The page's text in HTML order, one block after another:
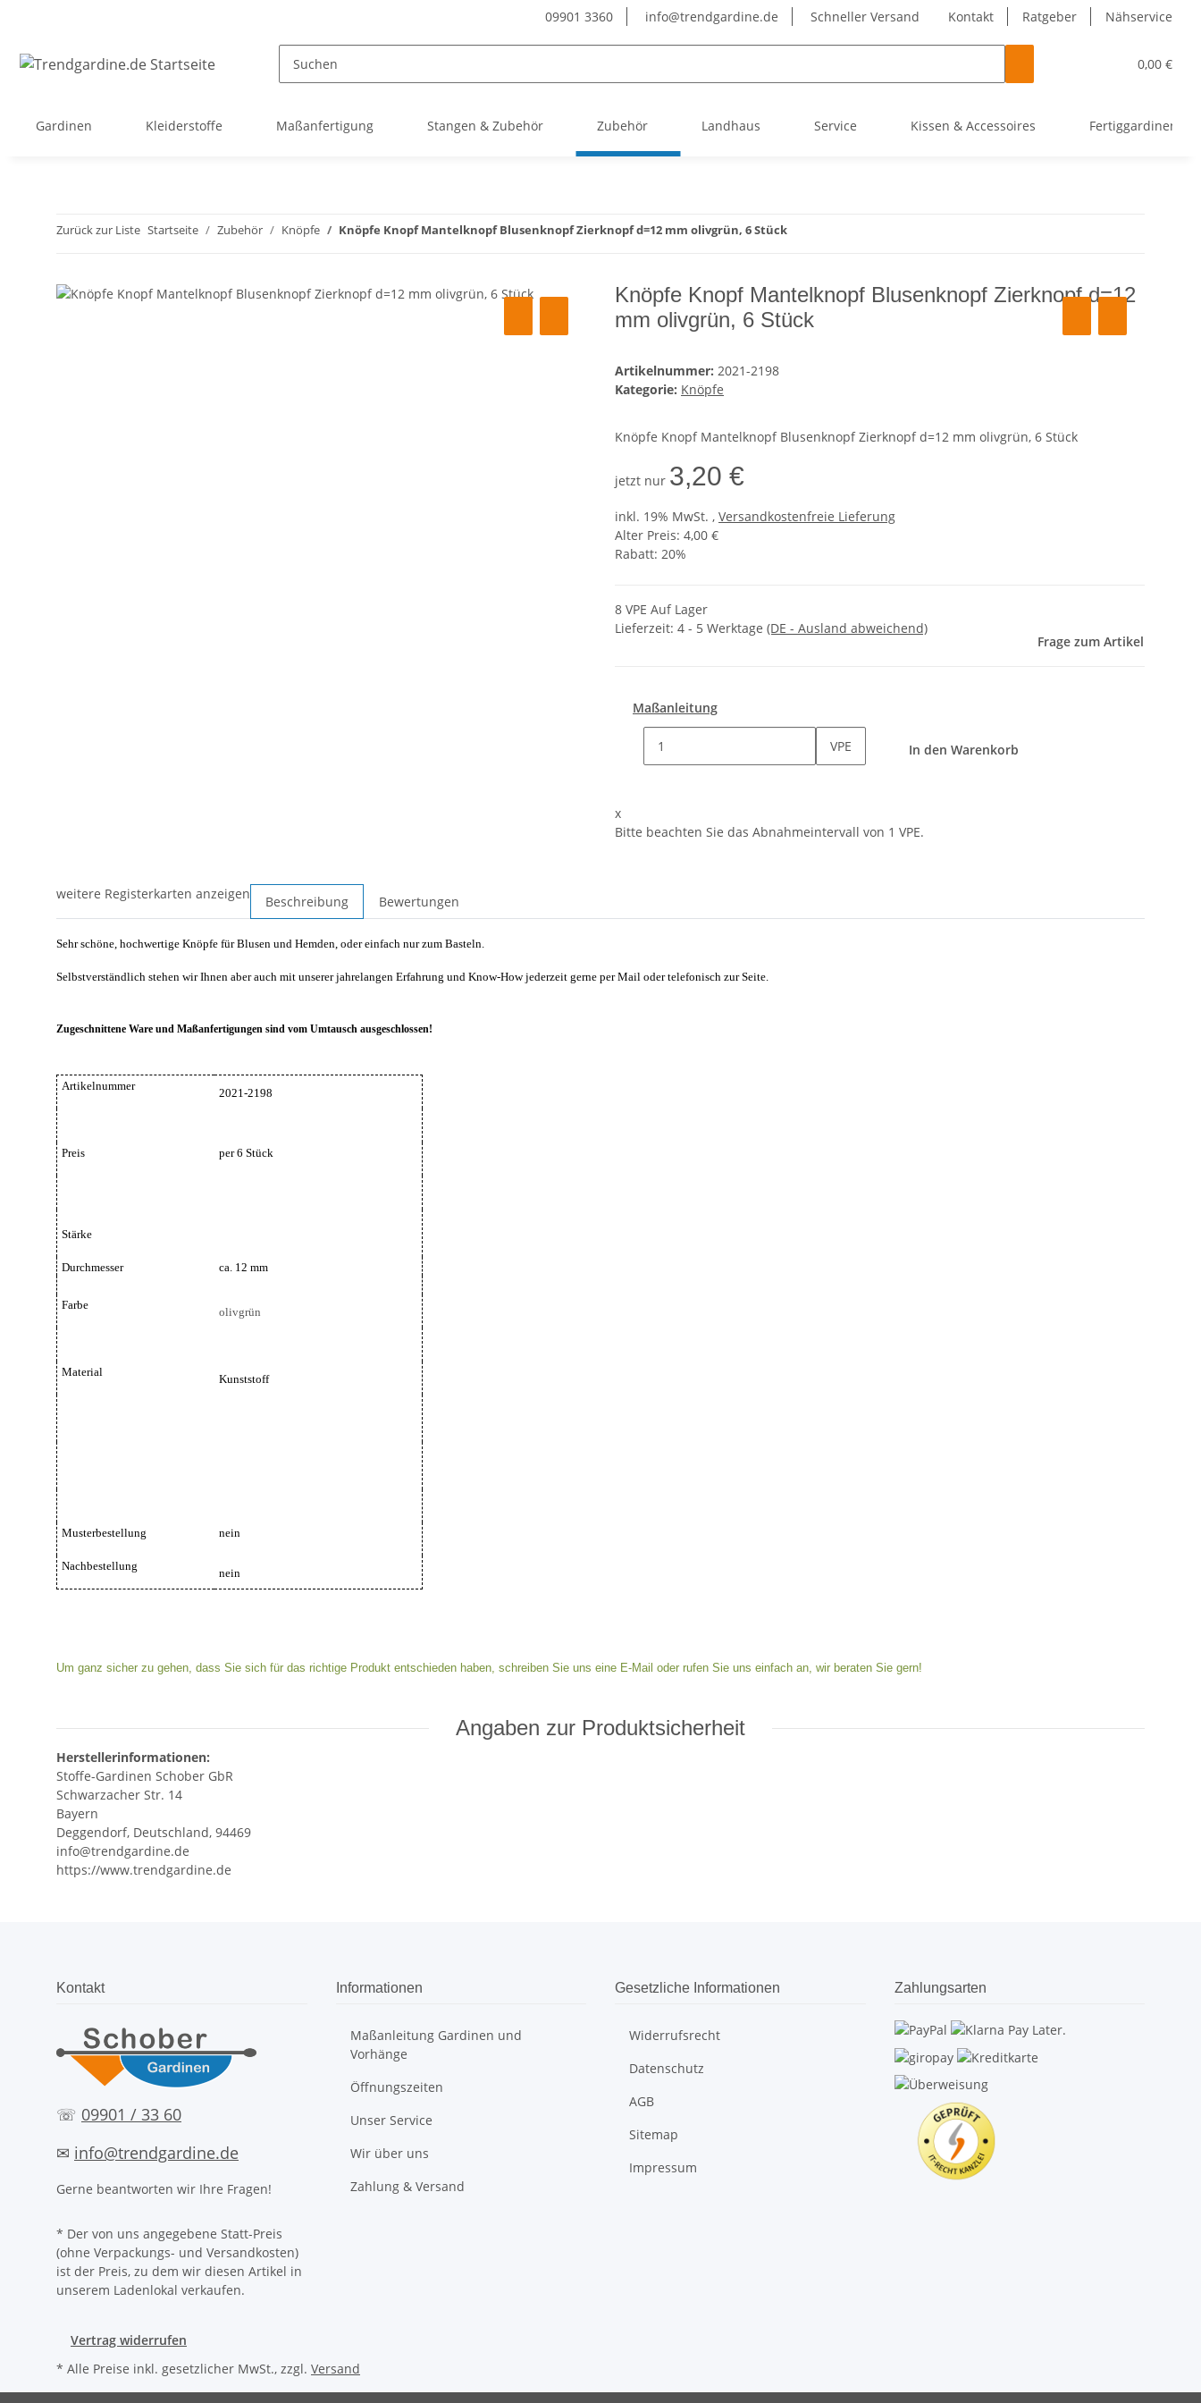
Kontakt Ratgeber Nähservice
09901 3360 info@trendgardine.de Schneller Versand
0,00 €
Gardinen Kleiderstoffe Maßanfertigung Stangen & Zubehör Zubehör Landhaus Service Kissen & Accessoires Fertiggardinen
Zurück zur Liste Startseite Zubehör Knöpfe Knöpfe Knopf Mantelknopf Blusenknopf Zierknopf d=12 mm olivgrün, 6 Stück
Knöpfe Knopf Mantelknopf Blusenknopf Zierknopf d=12
mm olivgrün, 6 Stück
Artikelnummer: 2021-2198
Kategorie: Knöpfe
Knöpfe Knopf Mantelknopf Blusenknopf Zierknopf d=12 mm olivgrün, 6 Stück
jetzt nur 3,20 €
inkl. 19% MwSt. , Versandkostenfreie Lieferung
Alter Preis: 4,00 €
Rabatt: 20%
8 VPE Auf Lager
Lieferzeit: 4 - 5 Werktage (DE - Ausland abweichend)
Frage zum Artikel
Maßanleitung
VPE In den Warenkorb
x
Bitte beachten Sie das Abnahmeintervall von 1 VPE.
weitere Registerkarten anzeigen Beschreibung Bewertungen
Sehr schöne, hochwertige Knöpfe für Blusen und Hemden, oder einfach nur zum Basteln.
Selbstverständlich stehen wir Ihnen aber auch mit unserer jahrelangen Erfahrung und Know-How jederzeit gerne per Mail oder telefonisch zur Seite.
Zugeschnittene Ware und Maßanfertigungen sind vom Umtausch ausgeschlossen!
Artikelnummer
2021-2198
Preis per 6 Stück
Stärke
Durchmesser ca. 12 mm
Farbe
olivgrün
Material
Kunststoff
Musterbestellung nein
Nachbestellung
nein
Um ganz sicher zu gehen, dass Sie sich für das richtige Produkt entschieden haben, schreiben Sie uns eine E-Mail oder rufen Sie uns einfach an, wir beraten Sie gern!
Angaben zur Produktsicherheit
Herstellerinformationen:
Stoffe-Gardinen Schober GbR
Schwarzacher Str. 14
Bayern
Deggendorf, Deutschland, 94469
info@trendgardine.de
https://www.trendgardine.de
Kontakt
☏ 09901 / 33 60
✉ info@trendgardine.de
Gerne beantworten wir Ihre Fragen!
Informationen
Maßanleitung Gardinen und
Vorhänge
Öffnungszeiten
Unser Service
Wir über uns
Zahlung & Versand
Gesetzliche Informationen
Widerrufsrecht
Datenschutz
AGB
Sitemap
Impressum
Zahlungsarten
* Der von uns angegebene Statt-Preis
(ohne Verpackungs- und Versandkosten)
ist der Preis, zu dem wir diesen Artikel in
unserem Ladenlokal verkaufen.
Vertrag widerrufen
* Alle Preise inkl. gesetzlicher MwSt., zzgl. Versand